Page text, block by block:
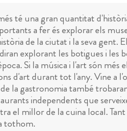
té una gran quantitat
a fer és explorar els
de la ciutat i la seva gent. El
explorant les botigues i les
Si la música i l'art són
d'art durant tot l'any. Vine a
la gastronomia també
independents que
el millor de la cuina local.
tothom.